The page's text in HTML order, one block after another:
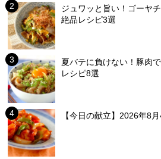
ジュワッと旨い！ゴーヤ
絶品レシピ3選
夏バテに負けない！豚肉
レシピ8選
【今日の献立】2026年8